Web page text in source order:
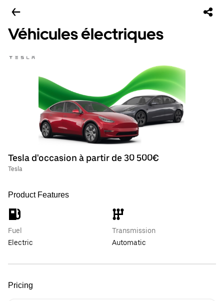
Véhicules électriques
Tesla d'occasion à partir de 30 500€
Tesla
Product Features
Fuel
Electric
Transmission
Automatic
Pricing